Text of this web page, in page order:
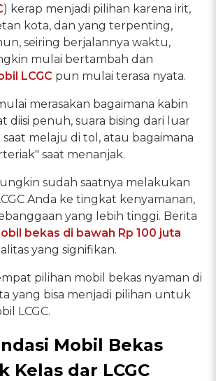
) kerap menjadi pilihan karena irit,
kota, dan yang terpenting,
seiring berjalannya waktu,
mulai bertambah dan
LCGC pun mulai terasa nyata.
merasakan bagaimana kabin
diisi penuh, suara bising dari luar
melaju di tol, atau bagaimana
saat menanjak.
sudah saatnya melakukan
Anda ke tingkat kenyamanan,
yang lebih tinggi. Berita
bekas di bawah Rp 100 juta
yang signifikan.
pilihan mobil bekas nyaman di
yang bisa menjadi pilihan untuk
LCGC.
Mobil Bekas
Kelas dar LCGC